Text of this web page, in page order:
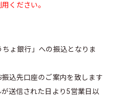
ください。
ちょ銀行」への振込となりま
込先口座のご案内を致します
送信された日より5営業日以